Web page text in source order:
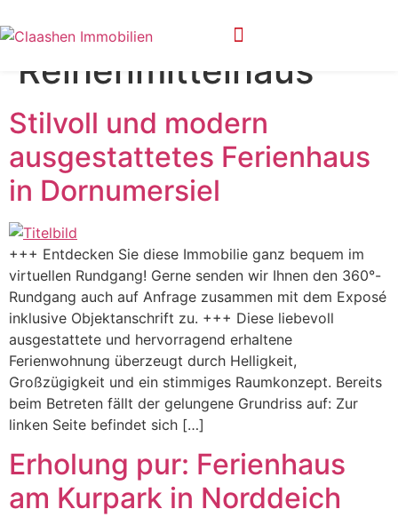
Objekttyp:
Reihenmittelhaus
Stilvoll und modern
ausgestattetes Ferienhaus
in Dornumersiel
+++ Entdecken Sie diese Immobilie ganz bequem im
virtuellen Rundgang! Gerne senden wir Ihnen den 360°-
Rundgang auch auf Anfrage zusammen mit dem Exposé
inklusive Objektanschrift zu. +++ Diese liebevoll
ausgestattete und hervorragend erhaltene
Ferienwohnung überzeugt durch Helligkeit,
Großzügigkeit und ein stimmiges Raumkonzept. Bereits
beim Betreten fällt der gelungene Grundriss auf: Zur
linken Seite befindet sich […]
Erholung pur: Ferienhaus
am Kurpark in Norddeich